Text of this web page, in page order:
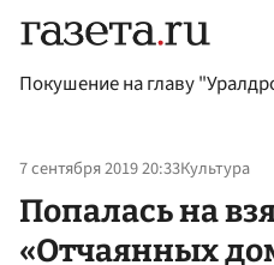
Покушение на главу
7 сентября 2019 20:33Культура
Попалась на
«Отчаянных